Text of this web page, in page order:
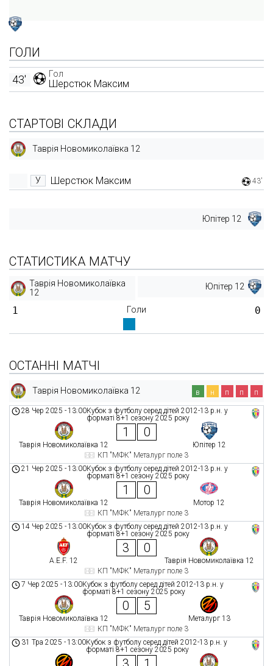
ГОЛИ
Гол
Шерстюк Максим
43'
СТАРТОВІ СКЛАДИ
Таврія Новомиколаївка 12
У Шерстюк Максим 43'
Юпітер 12
СТАТИСТИКА МАТЧУ
Таврія Новомиколаївка
12
Юпітер 12
1 Голи 0
ОСТАННІ МАТЧІ
Таврія Новомиколаївка 12 в н п п п
Кубок з футболу серед дітей 2012-13 р.н. у
форматі 8+1 сезону 2025 року
28 Чер 2025 -13:00
Таврія Новомиколаївка 12
1 0
Юпітер 12
КП "МФК" Металург поле 3
Кубок з футболу серед дітей 2012-13 р.н. у
форматі 8+1 сезону 2025 року
21 Чер 2025 -13:00
Таврія Новомиколаївка 12
1 0
Мотор 12
КП "МФК" Металург поле 3
Кубок з футболу серед дітей 2012-13 р.н. у
форматі 8+1 сезону 2025 року
14 Чер 2025 -13:00
A.E.F. 12
3 0
Таврія Новомиколаївка 12
КП "МФК" Металург поле 3
Кубок з футболу серед дітей 2012-13 р.н. у
форматі 8+1 сезону 2025 року
7 Чер 2025 -13:00
Таврія Новомиколаївка 12
0 5
Металург 13
КП "МФК" Металург поле 3
Кубок з футболу серед дітей 2012-13 р.н. у
форматі 8+1 сезону 2025 року
31 Тра 2025 -13:00